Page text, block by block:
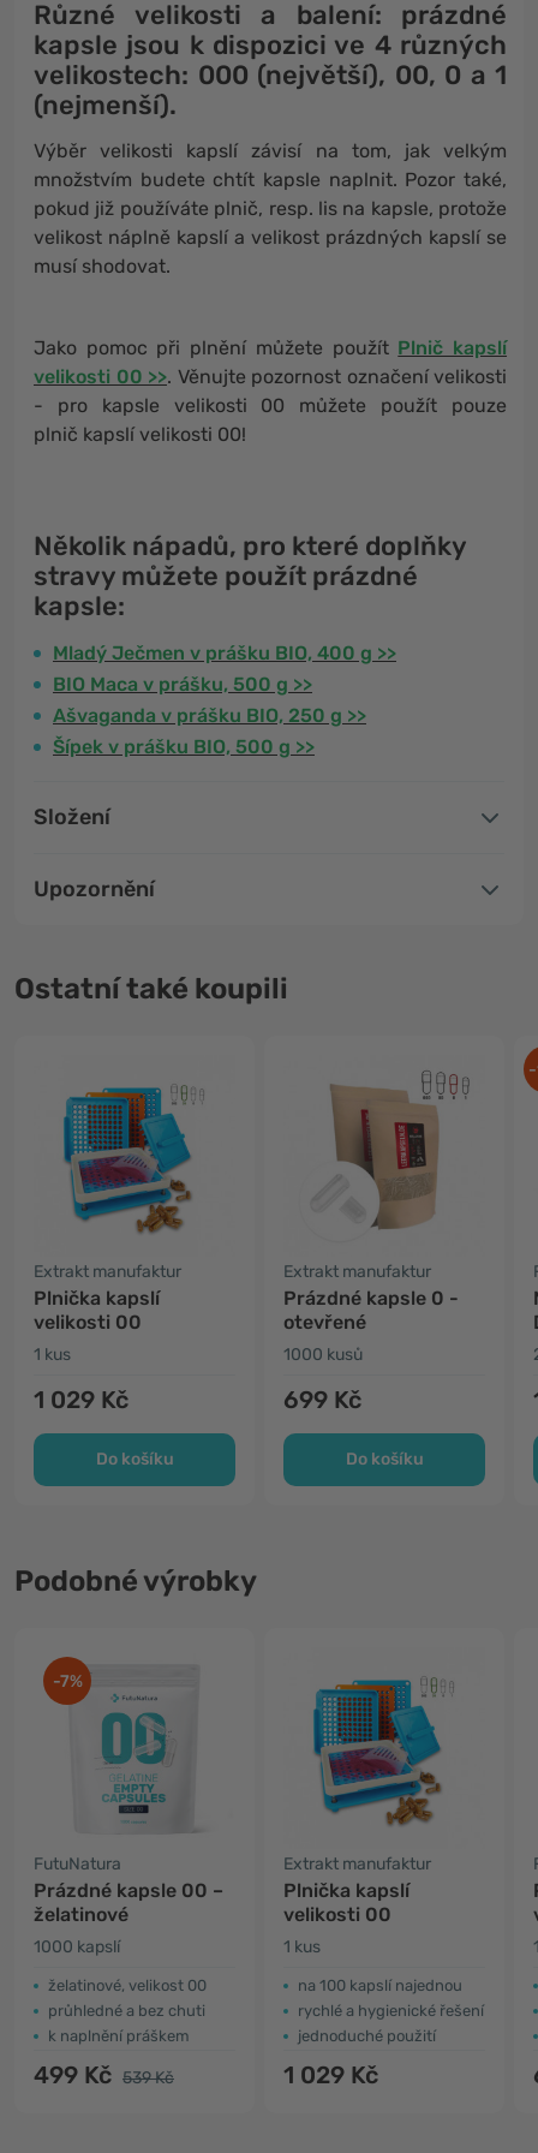
Různé velikosti a balení: prázdné
kapsle jsou k dispozici ve 4 různých
velikostech: 000 (největší), 00, 0 a 1
(nejmenší).
Výběr velikosti kapslí závisí na tom, jak velkým
množstvím budete chtít kapsle naplnit. Pozor také,
pokud již používáte plnič, resp. lis na kapsle, protože
velikost náplně kapslí a velikost prázdných kapslí se
musí shodovat.
Jako pomoc při plnění můžete použít Plnič kapslí
velikosti 00 >>. Věnujte pozornost označení velikosti
- pro kapsle velikosti 00 můžete použít pouze
plnič kapslí velikosti 00!
Několik nápadů, pro které doplňky
stravy můžete použít prázdné
kapsle:
Mladý Ječmen v prášku BIO, 400 g >>
BIO Maca v prášku, 500 g >>
Ašvaganda v prášku BIO, 250 g >>
Šípek v prášku BIO, 500 g >>
Složení
Upozornění
Ostatní také koupili
Extrakt manufaktur
Plnička kapslí
velikosti 00
1 kus
1 029 Kč
Do košíku
Extrakt manufaktur
Prázdné kapsle 0 -
otevřené
1000 kusů
699 Kč
Do košíku
-
Podobné výrobky
-7%
FutuNatura
Prázdné kapsle 00 –
želatinové
1000 kapslí
želatinové, velikost 00
průhledné a bez chuti
k naplnění práškem
499 Kč 539 Kč
Extrakt manufaktur
Plnička kapslí
velikosti 00
1 kus
na 100 kapslí najednou
rychlé a hygienické řešení
jednoduché použití
1 029 Kč